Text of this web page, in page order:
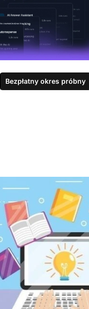
Bezpłatny okres próbny